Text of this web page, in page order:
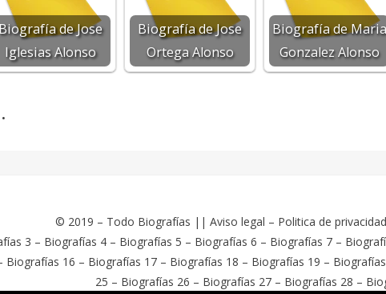
Biografía de Jose
Iglesias Alonso
Biografía de Jose
Ortega Alonso
Biografía de Maria
Gonzalez Alonso
© 2019 – Todo Biografías || Aviso legal – Politica de privacidad
3 – Biografías 4 – Biografías 5 – Biografías 6 – Biografías 7 –
Biografías 16 – Biografías 17 – Biografías 18 – Biografías 19 –
25 – Biografías 26 – Biografías 27 – Biografías 28 –